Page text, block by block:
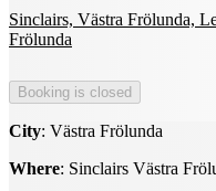
Sinclairs, Västra Frölunda,
Frölunda
City: Västra Frölunda
Where: Sinclairs Västra